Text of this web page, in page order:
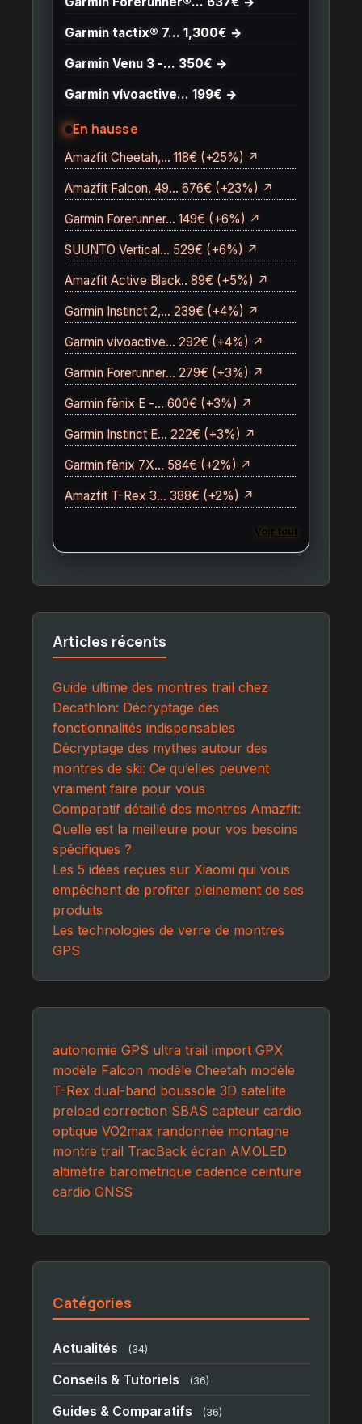
Garmin tactix® 7… 1,300€ →
Garmin Venu 3 -… 350€ →
Garmin vívoactive… 199€ →
En hausse
Amazfit Cheetah,… 118€ (+25%) ↗
Amazfit Falcon, 49… 676€ (+23%) ↗
Garmin Forerunner… 149€ (+6%) ↗
SUUNTO Vertical… 529€ (+6%) ↗
Amazfit Active Black.. 89€ (+5%) ↗
Garmin Instinct 2,… 239€ (+4%) ↗
Garmin vívoactive… 292€ (+4%) ↗
Garmin Forerunner… 279€ (+3%) ↗
Garmin fēnix E -… 600€ (+3%) ↗
Garmin Instinct E… 222€ (+3%) ↗
Garmin fēnix 7X… 584€ (+2%) ↗
Amazfit T-Rex 3… 388€ (+2%) ↗
Voir tout
Articles récents
Guide ultime des montres trail chez
Decathlon: Décryptage des
fonctionnalités indispensables
Décryptage des mythes autour des
montres de ski: Ce qu’elles peuvent
vraiment faire pour vous
Comparatif détaillé des montres Amazfit:
Quelle est la meilleure pour vos besoins
spécifiques ?
Les 5 idées reçues sur Xiaomi qui vous
empêchent de profiter pleinement de ses
produits
Les technologies de verre de montres
GPS
autonomie GPS ultra trail import GPX
modèle Falcon modèle Cheetah modèle
T-Rex dual-band boussole 3D satellite
preload correction SBAS capteur cardio
optique VO2max randonnée montagne
montre trail TracBack écran AMOLED
altimètre barométrique cadence ceinture
cardio GNSS
Catégories
Actualités (34)
Conseils & Tutoriels (36)
Guides & Comparatifs (36)